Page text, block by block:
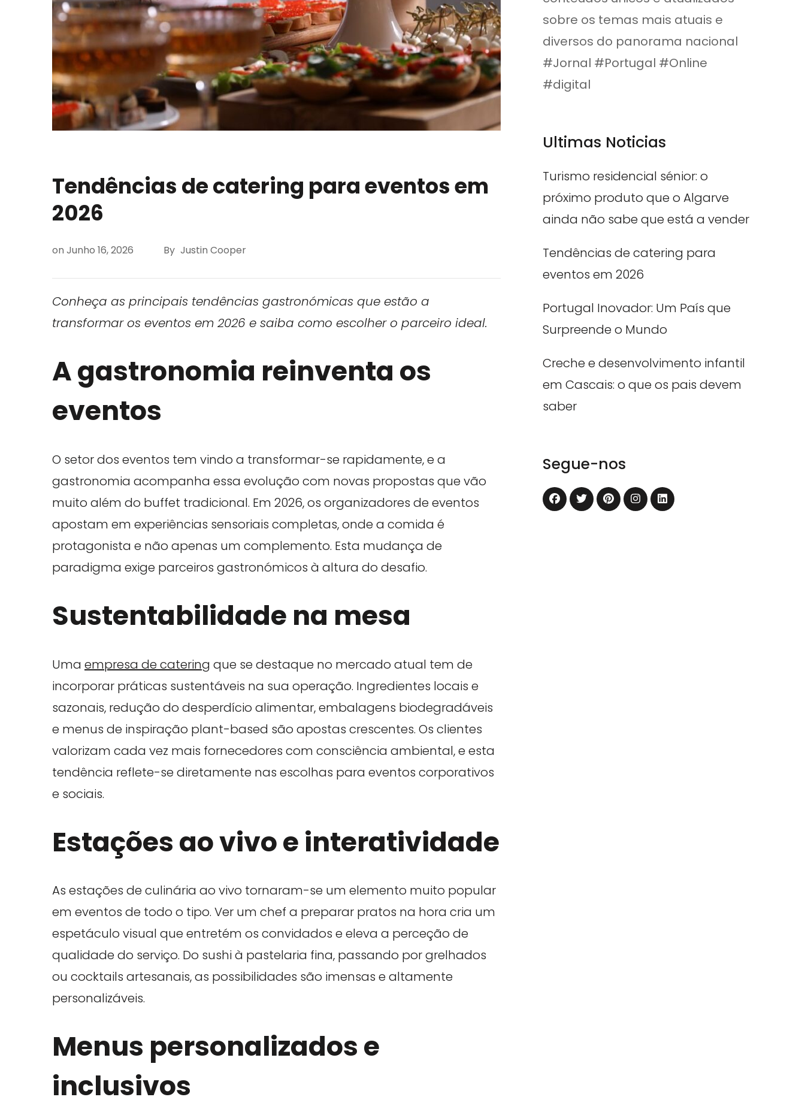
Tendências de catering para eventos em
2026
on Junho 16, 2026 By Justin Cooper
Conheça as principais tendências gastronómicas que estão a
transformar os eventos em 2026 e saiba como escolher o parceiro ideal.
A gastronomia reinventa os
eventos
O setor dos eventos tem vindo a transformar-se rapidamente, e a
gastronomia acompanha essa evolução com novas propostas que vão
muito além do buffet tradicional. Em 2026, os organizadores de eventos
apostam em experiências sensoriais completas, onde a comida é
protagonista e não apenas um complemento. Esta mudança de
paradigma exige parceiros gastronómicos à altura do desafio.
Sustentabilidade na mesa
Uma empresa de catering que se destaque no mercado atual tem de
incorporar práticas sustentáveis na sua operação. Ingredientes locais e
sazonais, redução do desperdício alimentar, embalagens biodegradáveis
e menus de inspiração plant-based são apostas crescentes. Os clientes
valorizam cada vez mais fornecedores com consciência ambiental, e esta
tendência reflete-se diretamente nas escolhas para eventos corporativos
e sociais.
Estações ao vivo e interatividade
As estações de culinária ao vivo tornaram-se um elemento muito popular
em eventos de todo o tipo. Ver um chef a preparar pratos na hora cria um
espetáculo visual que entretém os convidados e eleva a perceção de
qualidade do serviço. Do sushi à pastelaria fina, passando por grelhados
ou cocktails artesanais, as possibilidades são imensas e altamente
personalizáveis.
Menus personalizados e
inclusivos
sobre os temas mais atuais e
diversos do panorama nacional
#Jornal #Portugal #Online
#digital
Ultimas Noticias
Turismo residencial sénior: o
próximo produto que o Algarve
ainda não sabe que está a vender
Tendências de catering para
eventos em 2026
Portugal Inovador: Um País que
Surpreende o Mundo
Creche e desenvolvimento infantil
em Cascais: o que os pais devem
saber
Segue-nos